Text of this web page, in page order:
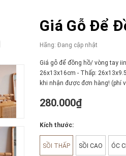
Giá Gỗ Để
Hãng: Đang cập nhật
Giá gỗ để đồng hồ/ vòng tay
26x13x16cm - Thấp:
khi nhận được đơn hàng! (phí
280.000₫
Kích thước:
SỒI THẤP SỒI CAO ÓC